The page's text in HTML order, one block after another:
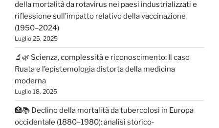
della mortalità da rotavirus nei paesi industrializzati e
riflessione sull’impatto relativo della vaccinazione
(1950–2024)
Luglio 25, 2025
🔬🌿 Scienza, complessità e riconoscimento: Il caso
Ruata e l’epistemologia distorta della medicina
moderna
Luglio 18, 2025
🏥📚 Declino della mortalità da tubercolosi in Europa
occidentale (1880–1980): analisi storico-